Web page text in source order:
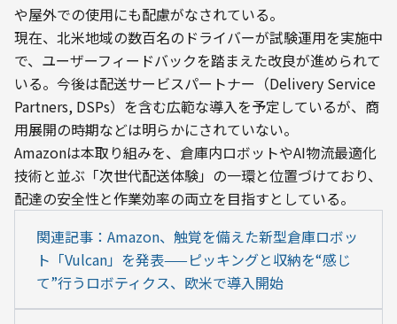
や屋外での使用にも配慮がなされている。
現在、北米地域の数百名のドライバーが試験運用を実施中
で、ユーザーフィードバックを踏まえた改良が進められて
いる。今後は配送サービスパートナー（Delivery Service
Partners, DSPs）を含む広範な導入を予定しているが、商
用展開の時期などは明らかにされていない。
Amazonは本取り組みを、倉庫内ロボットやAI物流最適化
技術と並ぶ「次世代配送体験」の一環と位置づけており、
配達の安全性と作業効率の両立を目指すとしている。
関連記事：Amazon、触覚を備えた新型倉庫ロボッ
ト「Vulcan」を発表——ピッキングと収納を“感じ
て”行うロボティクス、欧米で導入開始